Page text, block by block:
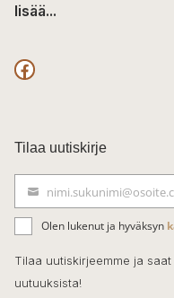
lisää...
F
c
e
b
o
o
k
Tilaa uutiskirje
ä
h
k
p
Olen lukenut ja hyväksyn
Tilaa uutiskirjeemme ja
uutuuksista!